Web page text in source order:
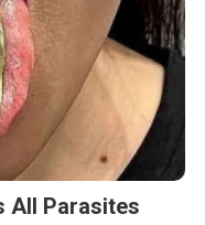
All Parasites